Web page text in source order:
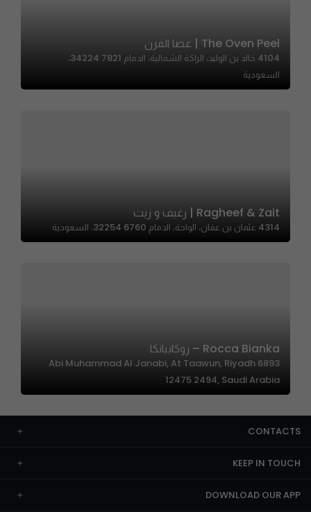
The Oven Peel | عصا الفرن
4104 خالد بن الوليد، الراكة الشمالية، الدمام 34224 7821،
السعودية
Ragheef & Zait | رغيف و زيت
4314 عثمان بن عفان، الواحة، الدمام 32254 6760، السعودية
Rocca Bianka – روكابيانكا
6893 Abi Muhammad Al Janabi, At Taawun, Riyadh
12475 2494, Saudi Arabia
CONTACTS
KEEP IN TOUCH
DOWNLOAD OUR APP